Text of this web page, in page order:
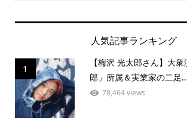
人気記事ランキング
1
【梅沢 光太郎さん】大
郎」所属＆実業家の二足
78,464 views